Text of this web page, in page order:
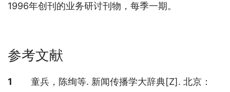
1996年创刊的业务研讨刊物，每季一期。
参考文献
参考文献
1
童兵，陈绚等. 新闻传播学大辞典[Z]. 北京：